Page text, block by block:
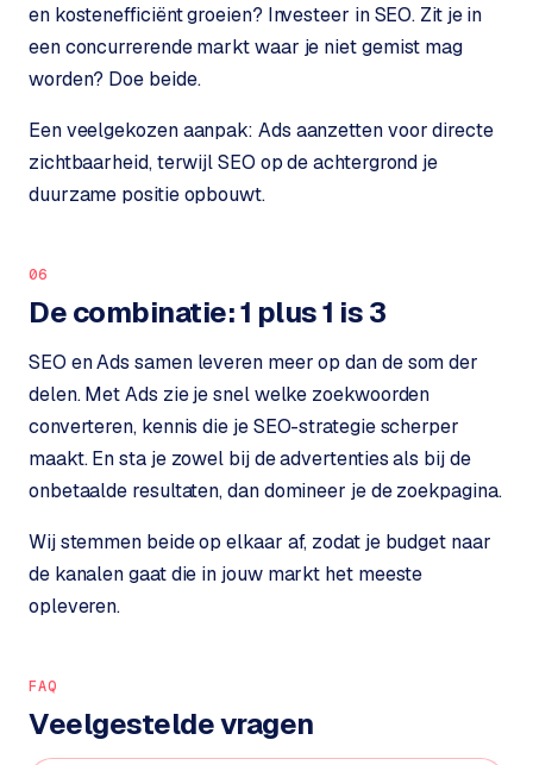
P
r
s
w
e
b
e
M
a
a
t
w
r
k
w
e
i
t
e
en kostenefficiënt groeien? Investeer in SEO. Zit je in
een concurrerende markt waar je niet gemist mag
worden? Doe beide.
Een veelgekozen aanpak: Ads aanzetten voor directe
zichtbaarheid, terwijl SEO op de achtergrond je
duurzame positie opbouwt.
06
De combinatie: 1 plus 1 is 3
SEO en Ads samen leveren meer op dan de som der
delen. Met Ads zie je snel welke zoekwoorden
converteren, kennis die je SEO-strategie scherper
maakt. En sta je zowel bij de advertenties als bij de
onbetaalde resultaten, dan domineer je de zoekpagina.
Wij stemmen beide op elkaar af, zodat je budget naar
de kanalen gaat die in jouw markt het meeste
opleveren.
FAQ
Veelgestelde vragen